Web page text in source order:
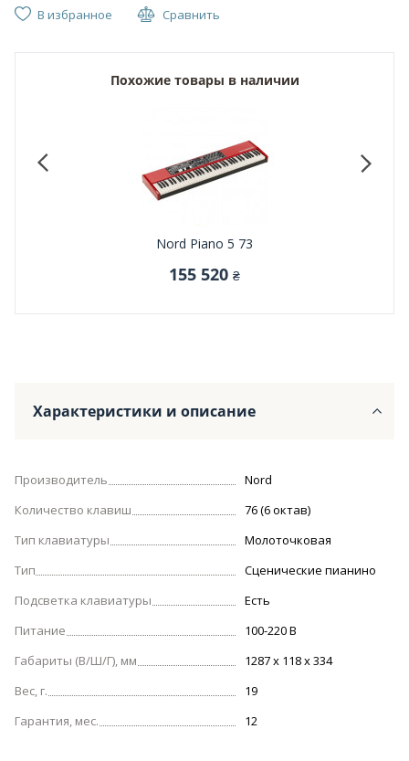
В избранное Сравнить
Похожие товары в наличии
Nord Piano 5 73
155 520 ₴
Характеристики и описание
Производитель
Nord
Количество клавиш
76 (6 октав)
Тип клавиатуры
Молоточковая
Тип
Сценические пианино
Подсветка клавиатуры
Есть
Питание
100-220 В
Габариты (В/Ш/Г), мм
1287 x 118 x 334
Вес, г.
19
Гарантия, мес.
12